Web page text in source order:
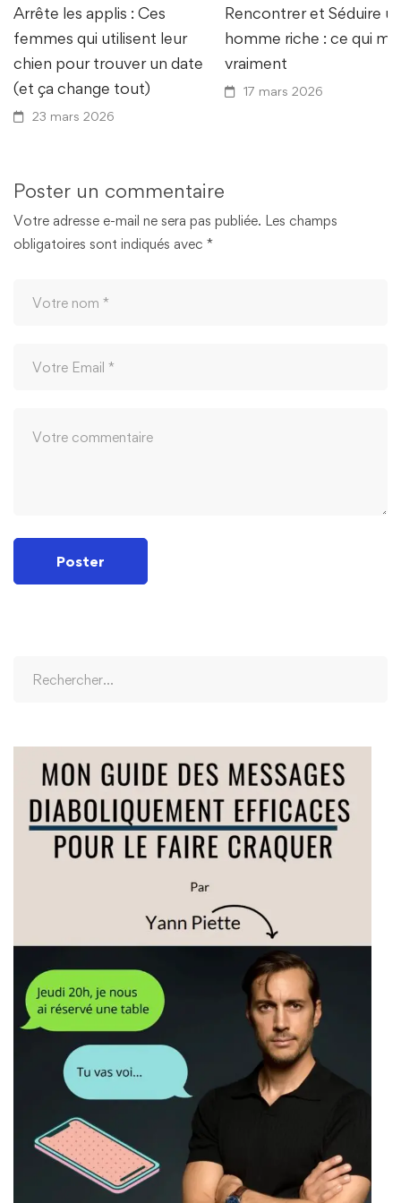
Arrête les applis : Ces
femmes qui utilisent leur
chien pour trouver un date
(et ça change tout)
23 mars 2026
Rencontrer et Séduire
homme riche : ce qui
vraiment
17 mars 2026
Poster un commentaire
Votre adresse e-mail ne sera pas publiée. Les champs
obligatoires sont indiqués avec *